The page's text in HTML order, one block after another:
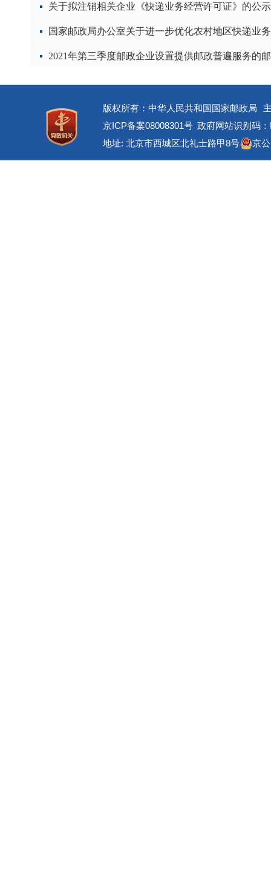
关于拟注销相关企业《快递业务经营许可证》的公示
版权所有：中华人民共和国国家邮政局
京ICP备案08008301号 政府网站识别码
地址: 北京市西城区北礼士路甲8号
京